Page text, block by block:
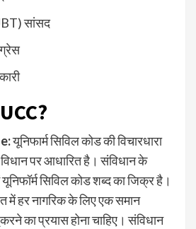
सांसद
यूनिफार्म सिविल कोड की विचारधारा
पर आधारित है। संविधान के
सिविल कोड शब्द का जिक्र है।
में हर नागरिक के लिए एक समान
का प्रयास होना चाहिए। संविधान